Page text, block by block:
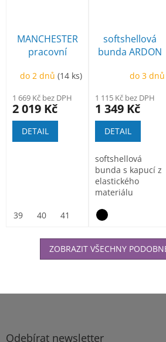
MANCHESTER
pracovní
do 2 dnů(14 ks)
1 669 Kč bez DPH
2 019 Kč
DETAIL
39 40 41 43
softshellová
bunda ARDON
do 3 dnů
1 115 Kč bez DPH
1 349 Kč
DETAIL
softshellová
bunda s kapucí z
elastického
materiálu
vnitřní část...
ZOBRAZIT VŠECHNY
Z
Odebírat newsletter